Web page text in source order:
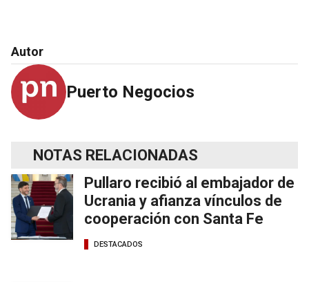
Autor
Puerto Negocios
NOTAS RELACIONADAS
Pullaro recibió al embajador de
Ucrania y afianza vínculos de
cooperación con Santa Fe
DESTACADOS